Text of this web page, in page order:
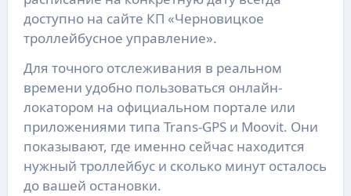
доступно на сайте КП «Черновицкое
троллейбусное управление».
Для точного отслеживания в реальном
времени удобно пользоваться онлайн-
локатором на официальном портале или
приложениями типа Trans-GPS и Moovit. Они
показывают, где именно сейчас находится
нужный троллейбус и сколько минут осталось
до вашей остановки.